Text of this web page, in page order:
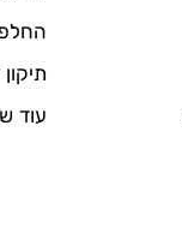
עוד